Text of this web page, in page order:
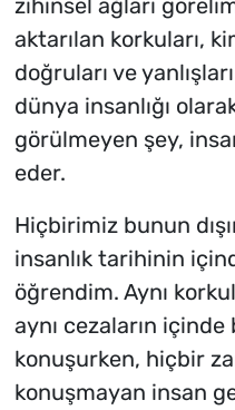
aktarılan korkuları,
doğruları ve
dünya insanlığı
görülmeyen şey,
eder.
Hiçbirimiz bunun
insanlık tarihinin
öğrendim. Aynı
aynı cezaların
konuşurken, hiçbir
konuşmayan insan